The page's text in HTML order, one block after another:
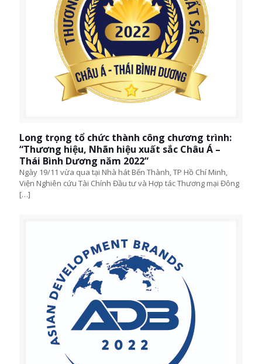
Long trọng tổ chức thành công chương trình:
“Thương hiệu, Nhãn hiệu xuất sắc Châu Á –
Thái Bình Dương năm 2022”
Ngày 19/11 vừa qua tại Nhà hát Bến Thành, TP Hồ Chí Minh,
Viện Nghiên cứu Tài Chính Đầu tư và Hợp tác Thương mại Đông
[…]